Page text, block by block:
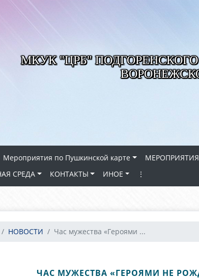
МКУК "ЦРБ"
Мероприятия по Пушкинской карте МЕРОПРИЯТИЯ
СРЕДА КОНТАКТЫ ИНОЕ ⋮
НОВОСТИ Час мужества «Героями ...
ЧАС МУЖЕСТВА «ГЕРОЯМИ НЕ